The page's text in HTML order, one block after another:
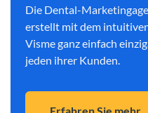
Die Dental-
erstellt mit dem
Visme ganz einfach
jeden ihrer Kunden.
Erfahren Sie mehr